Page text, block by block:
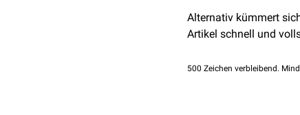
inaktiviert wird.
ATPase, welche diese
Alternativ kümmert
Artikel schnell und
500 Zeichen verbleibend.